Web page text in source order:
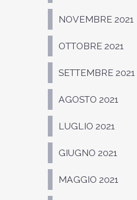
NOVEMBRE 2021
OTTOBRE 2021
SETTEMBRE 2021
AGOSTO 2021
LUGLIO 2021
GIUGNO 2021
MAGGIO 2021